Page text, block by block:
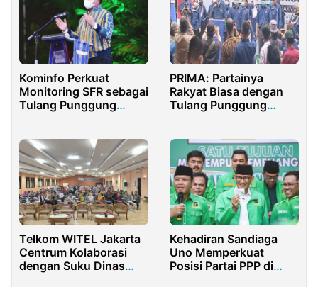
Kominfo Perkuat
Monitoring SFR sebagai
Tulang Punggung
PRIMA: Partainya
Rakyat Biasa dengan
Tulang Punggung
Telkom WITEL Jakarta
Centrum Kolaborasi
dengan Suku Dinas
Kehadiran Sandiaga
Uno Memperkuat
Posisi Partai PPP di